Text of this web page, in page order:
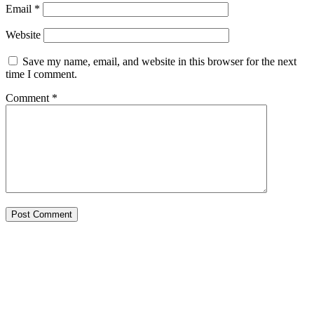
Email *
Website
Save my name, email, and website in this browser for the next
time I comment.
Comment *